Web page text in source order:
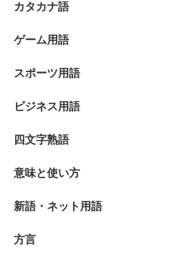
カタカナ語
ゲーム用語
スポーツ用語
ビジネス用語
四文字熟語
意味と使い方
新語・ネット用語
方言